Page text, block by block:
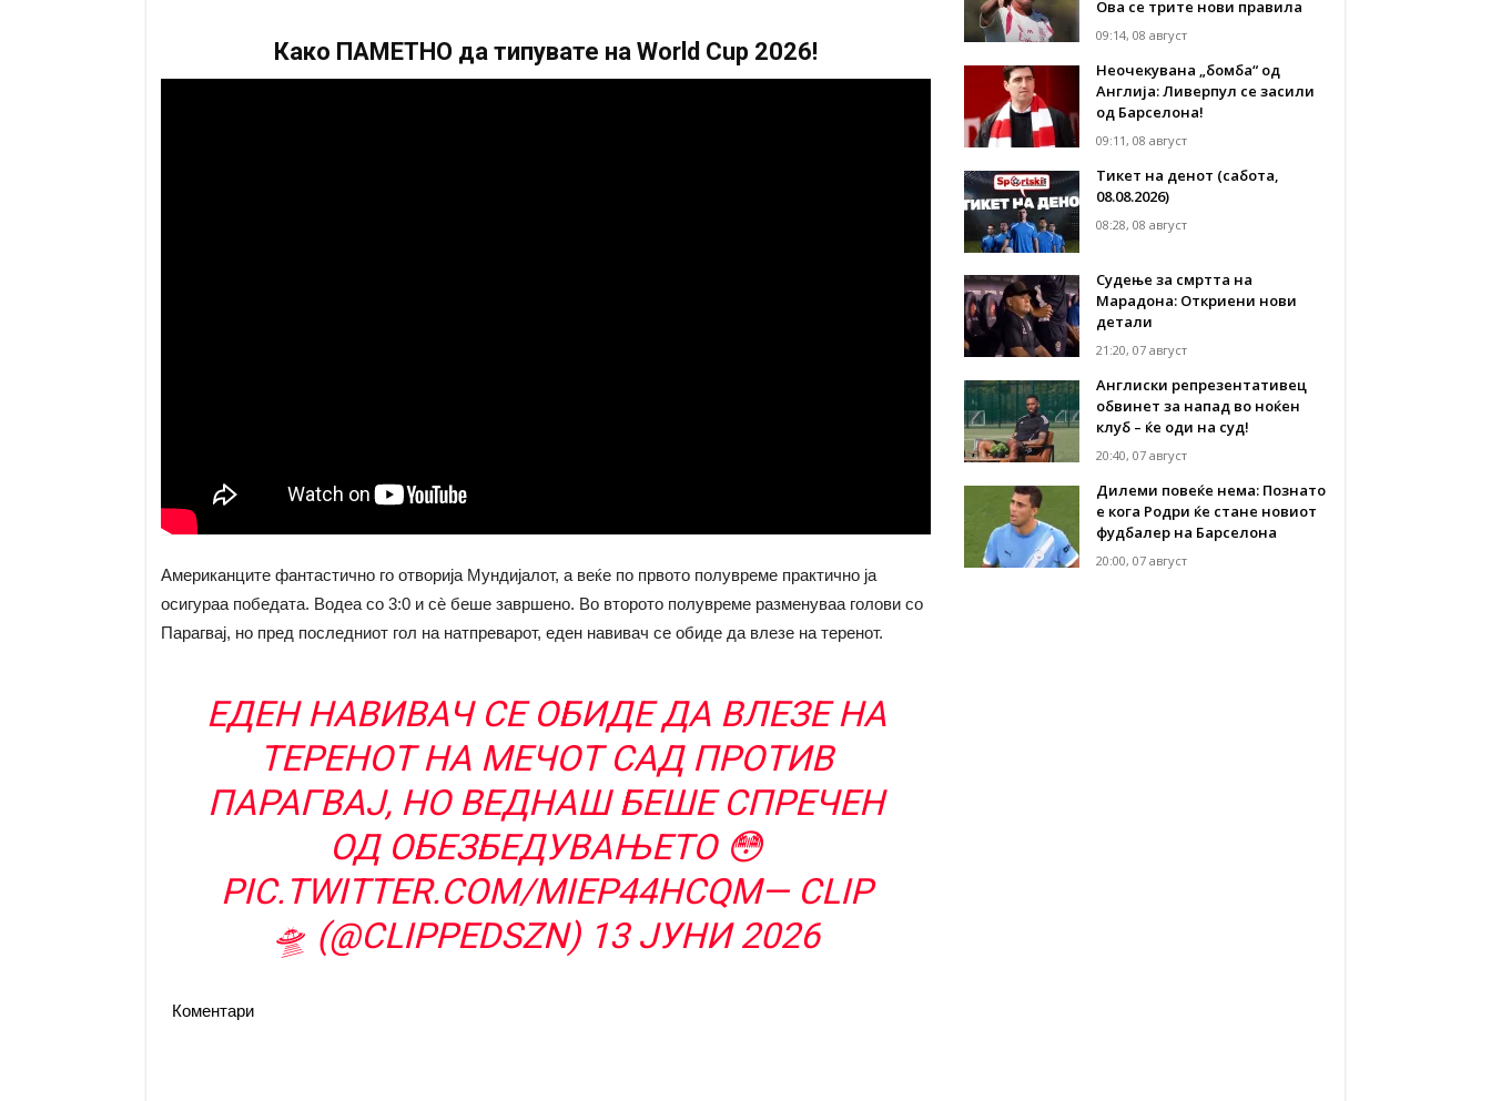
Како ПАМЕТНО да типувате на World Cup 2026!
Американците фантастично го отворија Мундијалот, а веќе по првото полувреме практично ја
осигураа победата. Водеа со 3:0 и сè беше завршено. Во второто полувреме разменуваа голови со
Парагвај, но пред последниот гол на натпреварот, еден навивач се обиде да влезе на теренот.
ЕДЕН НАВИВАЧ СЕ ОБИДЕ ДА ВЛЕЗЕ НА
ТЕРЕНОТ НА МЕЧОТ САД ПРОТИВ
ПАРАГВАЈ, НО ВЕДНАШ БЕШЕ СПРЕЧЕН
ОД ОБЕЗБЕДУВАЊЕТО 😳
PIC.TWITTER.COM/MIEP44HCQM— CLIP
🛸 (@CLIPPEDSZN) 13 ЈУНИ 2026
Коментари
Ова се трите нови правила
09:14, 08 август
Неочекувана „бомба“ од
Англија: Ливерпул се засили
од Барселона!
09:11, 08 август
Тикет на денот (сабота,
08.08.2026)
08:28, 08 август
Судење за смртта на
Марадона: Откриени нови
детали
21:20, 07 август
Англиски репрезентативец
обвинет за напад во ноќен
клуб – ќе оди на суд!
20:40, 07 август
Дилеми повеќе нема: Познато
е кога Родри ќе стане новиот
фудбалер на Барселона
20:00, 07 август